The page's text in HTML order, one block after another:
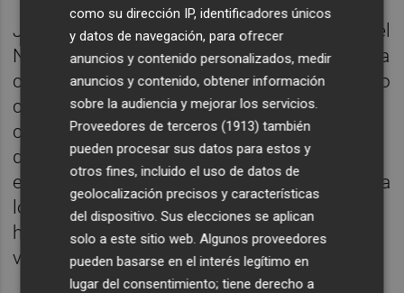
Junto al Mirandés, colista con 33 puntos, y el
Nàstic, cuarto por la cola con 42, perderían la
categoría ahora mismo el Alcorcón, vigésimo
clasificado con 40 puntos y que ha logrado
cuatro de los últimos doce puntos
disputados y el Mallorca, verdugo del Elche
el pasado sábado y que, tras dos derrotas, ha
logrado dos victorias consecutivas que le
han reportado seis puntos y ahora es
vigésimo primero con 39.
como su dirección IP, identificadores únicos
y datos de navegación, para ofrecer
anuncios y contenido personalizados, medir
anuncios y contenido, obtener información
sobre la audiencia y mejorar los servicios.
Proveedores de terceros (1913) también
pueden procesar sus datos para estos y
otros fines, incluido el uso de datos de
geolocalización precisos y características
del dispositivo. Sus elecciones se aplican
solo a este sitio web. Algunos proveedores
pueden basarse en el interés legítimo en
lugar del consentimiento; tiene derecho a